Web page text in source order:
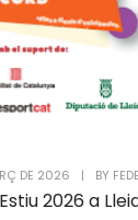
DE 2026 | BY
2026 a